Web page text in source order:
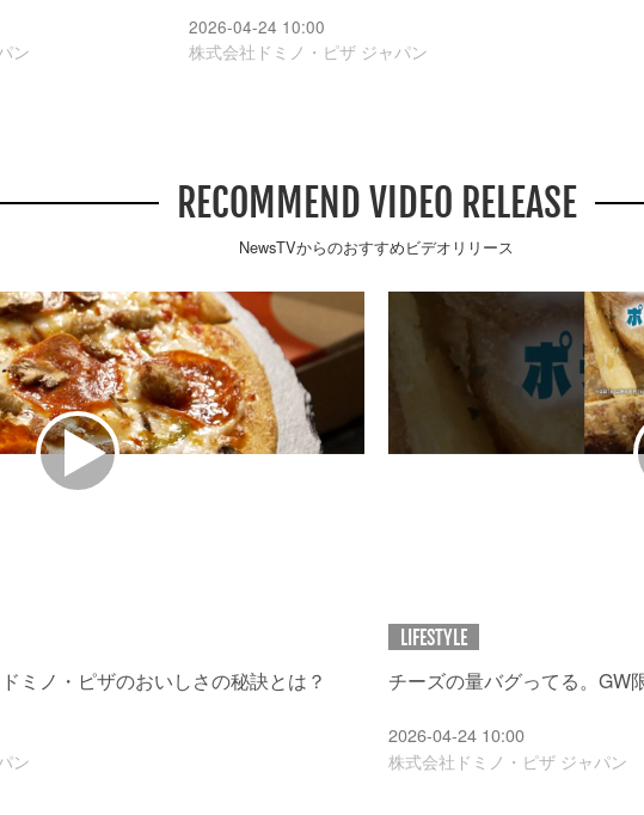
ン
2026-04-24 10:00
株式会社ドミノ・ピザ ジャパン
RECOMMEND VIDEO RELEASE
NewsTVからのおすすめビデオリリース
ミノ・ピザのおいしさの秘訣とは？
ン
LIFESTYLE
チーズの量バグってる。GW
2026-04-24 10:00
株式会社ドミノ・ピザ ジャパン